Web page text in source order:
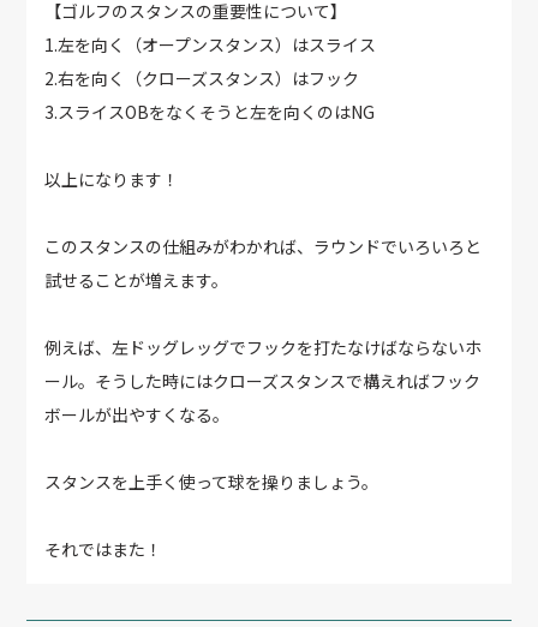
【ゴルフのスタンスの重要性について】
1.左を向く（オープンスタンス）はスライス
2.右を向く（クローズスタンス）はフック
3.スライスOBをなくそうと左を向くのはNG
以上になります！
このスタンスの仕組みがわかれば、ラウンドでいろいろと
試せることが増えます。
例えば、左ドッグレッグでフックを打たなけばならないホ
ール。そうした時にはクローズスタンスで構えればフック
ボールが出やすくなる。
スタンスを上手く使って球を操りましょう。
それではまた！